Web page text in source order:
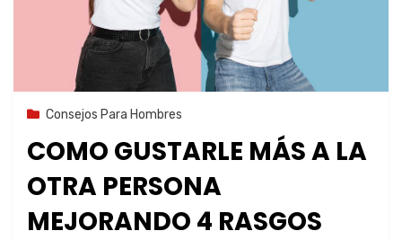
8 de agosto de 2023
Consejos Para Hombres
COMO GUSTARLE MÁS A LA
OTRA PERSONA
MEJORANDO 4 RASGOS